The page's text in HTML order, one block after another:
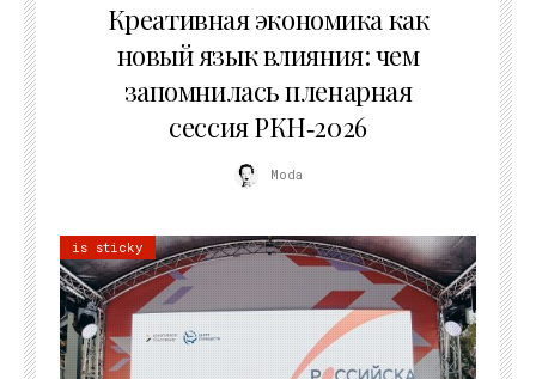
Креативная экономика как
новый язык влияния: чем
запомнилась пленарная
сессия РКН‑2026
Moda
is sticky